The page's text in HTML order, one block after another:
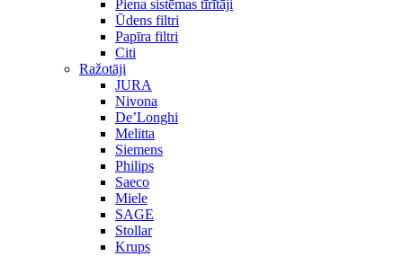
Piena sistēmas tīrītāji
Ūdens filtri
Papīra filtri
Citi
Ražotāji
JURA
Nivona
De’Longhi
Melitta
Siemens
Philips
Saeco
Miele
SAGE
Stollar
Krups